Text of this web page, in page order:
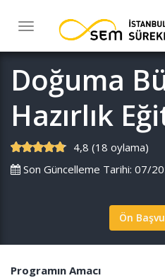
Toggle
navigation
Doğuma
Hazırlık
4,8 (18 oylama)
Son Güncelleme Tarihi: 07/
Ön
Programın Amacı